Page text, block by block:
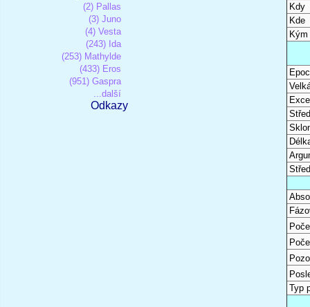
(2) Pallas
(3) Juno
(4) Vesta
(243) Ida
(253) Mathylde
(433) Eros
(951) Gaspra
...další
Odkazy
Kdy
Kde
Kým
Typ